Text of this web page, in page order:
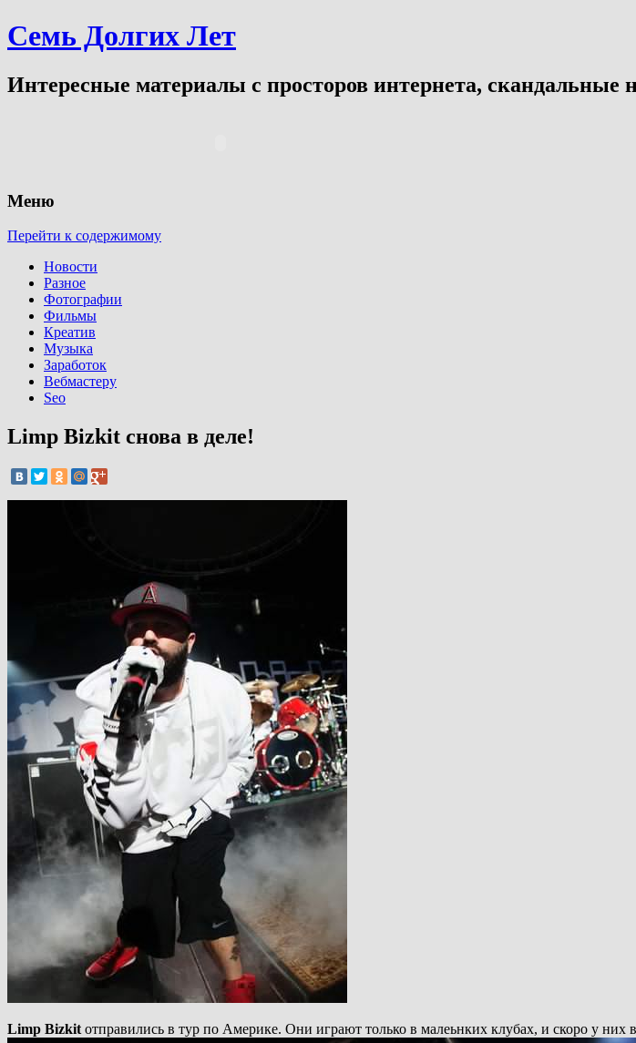
Семь Долгих Лет
Интересные материалы с просторов интернета, скандальные
Меню
Перейти к содержимому
Новости
Разное
Фотографии
Фильмы
Креатив
Музыка
Заработок
Вебмастеру
Seo
Limp Bizkit снова в деле!
Limp Bizkit отправились в тур по Америке. Они играют только в малеьнких клубах, и скоро у них